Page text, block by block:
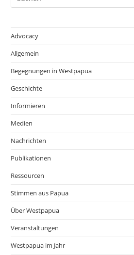
Advocacy
Allgemein
Begegnungen in Westpapua
Geschichte
Informieren
Medien
Nachrichten
Publikationen
Ressourcen
Stimmen aus Papua
Über Westpapua
Veranstaltungen
Westpapua im Jahr